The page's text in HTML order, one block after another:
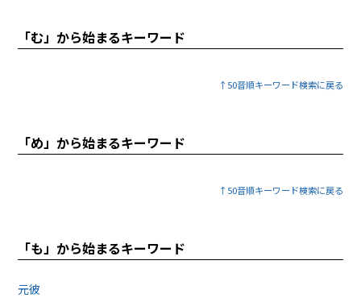
「む」から始まるキーワード
↑50音順キーワード検索に戻る
「め」から始まるキーワード
↑50音順キーワード検索に戻る
「も」から始まるキーワード
元彼